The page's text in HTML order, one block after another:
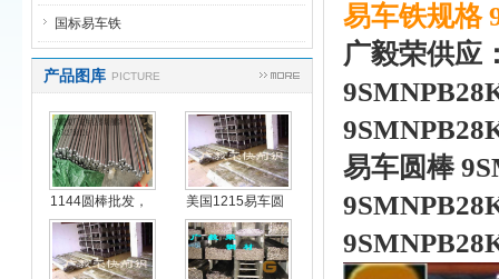
国标易车铁
产品图库 PICTURE
1144圆棒批发，
进
美国1215易车圆
钢
易车铁规格
广毅荣供应
易车圆棒